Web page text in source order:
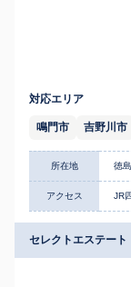
対応エリア
鳴門市 吉野川市
所在地 徳
アクセス JR
セレクトエステート